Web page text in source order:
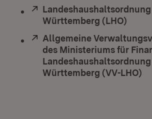
Extern:
Württemberg (LHO)
Extern:
Allgemeine
des Ministeriums für
Württemberg (VV-LHO)